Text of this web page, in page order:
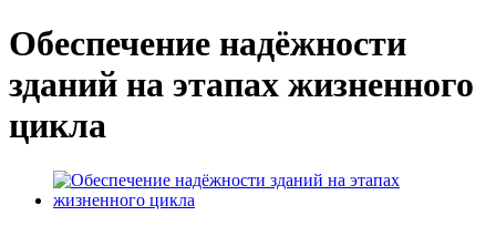
Обеспечение надёжности
зданий на этапах жизненного
цикла